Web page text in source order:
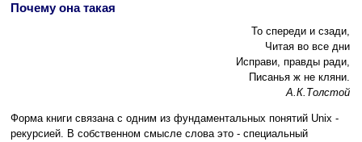
Почему она такая
То спереди и сзади,
Читая во все дни
Исправи, правды ради,
Писанья ж не кляни.
А.К.Толстой
Форма книги связана с одним из фундаментальных понятий Unix -
рекурсией. В собственном смысле слова это - специальный